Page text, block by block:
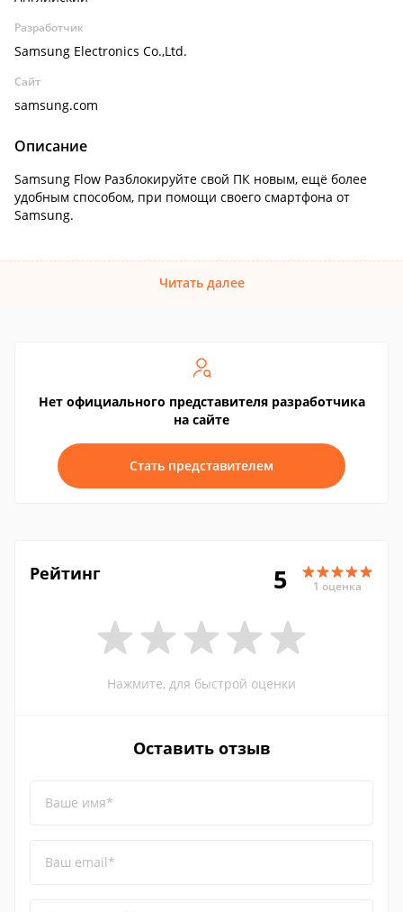
Разработчик
Samsung Electronics Co.,Ltd.
Сайт
samsung.com
Описание
Samsung Flow Разблокируйте свой ПК новым, ещё более
удобным способом, при помощи своего смартфона от
Samsung.
Читать далее
Нет официального представителя разработчика
на сайте
Стать представителем
Рейтинг 5 1 оценка
Нажмите, для быстрой оценки
Оставить отзыв
Ваше имя*
Ваш email*